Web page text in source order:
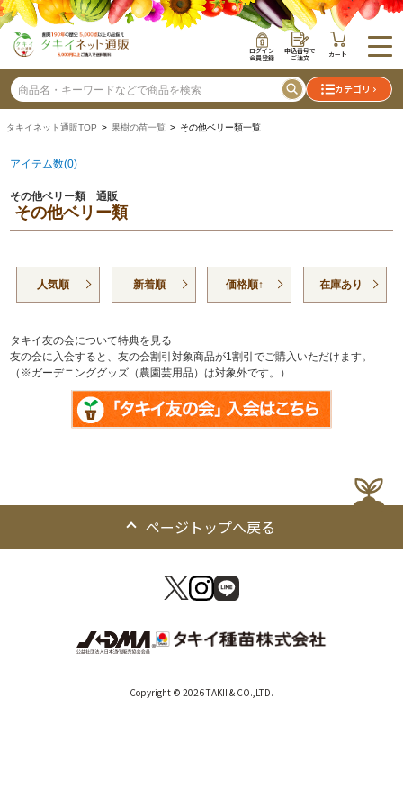
ログイン
会員登録
申込番号で
ご注文 カート
カテゴリ
タキイネット通販TOP > 果樹の苗一覧 > その他ベリー類一覧
アイテム数(0)
その他ベリー類 通販
その他ベリー類
人気順 新着順 価格順↑ 在庫あり
タキイ友の会について特典を見る
友の会に入会すると、友の会割引対象商品が1割引でご購入いただけます。
（※ガーデニンググッズ（農園芸用品）は対象外です。）
ページトップへ戻る
Copyright © 2026 TAKII & CO.,LTD.